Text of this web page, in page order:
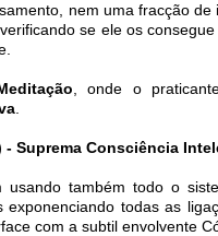
nem uma fracção
se ele os
, onde o
- Suprema Consciência
também todo o
todas as
com a subtil envolvente